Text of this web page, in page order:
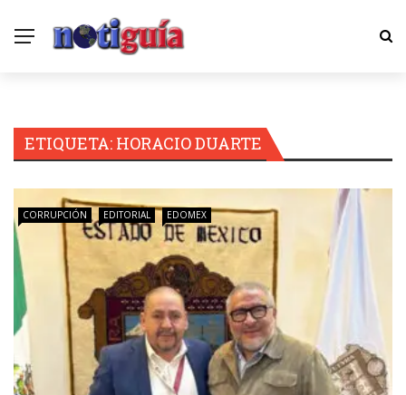
ETIQUETA: HORACIO DUARTE
CORRUPCIÓN EDITORIAL EDOMEX